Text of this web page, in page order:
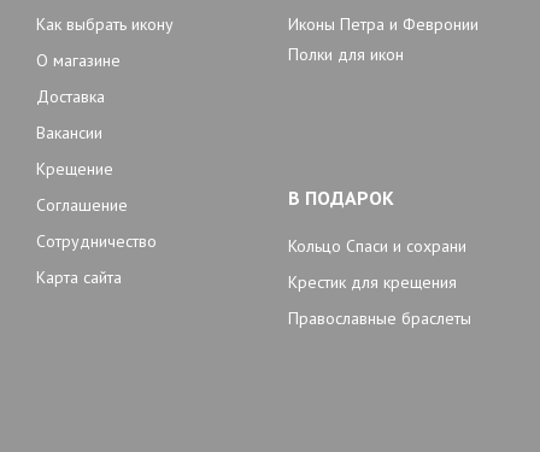
Как выбрать икону
О магазине
Доставка
Вакансии
Крещение
Соглашение
Сотрудничество
Карта сайта
Иконы Петра и Февронии
Полки для икон
В ПОДАРОК
Кольцо Спаси и сохрани
Крестик для крещения
Православные браслеты